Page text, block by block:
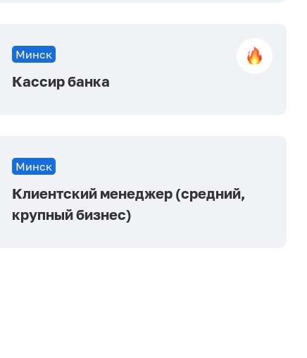
Минск
Кассир банка
Минск
Клиентский менеджер (средний,
крупный бизнес)